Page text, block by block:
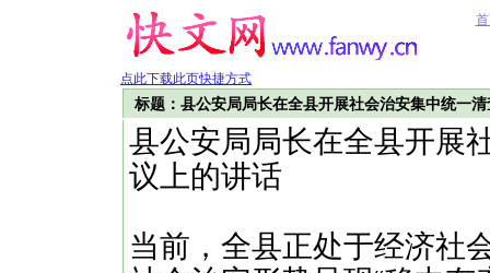
点此下载此页快捷方式
标题：县公安局局长在全县开展社会治安集中统一
县公安局局长在全县开展
议上的讲话
当前，全县正处于经济社